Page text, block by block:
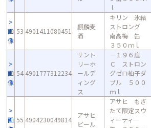
ｌ
画
像
53 4901411080451
麒麟麦
酒
キリン 氷結
ストロング
南高梅 缶
３５０ｍｌ
画
像
54 4901777312234
サント
リーホ
ールデ
ィング
ス
－１９６度
Ｃ ストロン
グゼロ柚子ダ
ブル ５００
ｍｌ
画 55 4904230049814
アサヒ
ビール
アサヒ もぎ
たて限定スウ
ィーティ―